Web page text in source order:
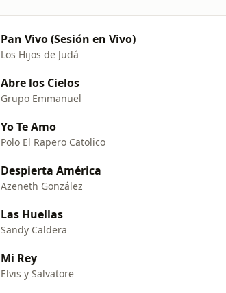
Pan Vivo (Sesión en Vivo)
Los Hijos de Judá
Abre los Cielos
Grupo Emmanuel
Yo Te Amo
Polo El Rapero Catolico
Despierta América
Azeneth González
Las Huellas
Sandy Caldera
Mi Rey
Elvis y Salvatore